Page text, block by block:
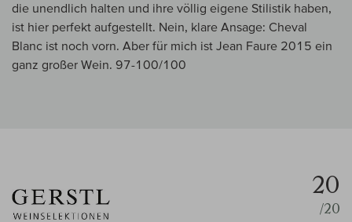
die unendlich halten und ihre völlig eigene Stilistik haben,
ist hier perfekt aufgestellt. Nein, klare Ansage: Cheval
Blanc ist noch vorn. Aber für mich ist Jean Faure 2015 ein
ganz großer Wein. 97-100/100
20
/20